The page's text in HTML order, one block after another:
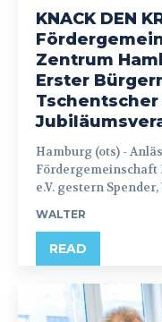
KNACK DEN
Zentrum
Erster
Hamburg (ots) - Anlässlich ihres 50. Jubiläums lud die
e.V. gestern
WALTER
READ